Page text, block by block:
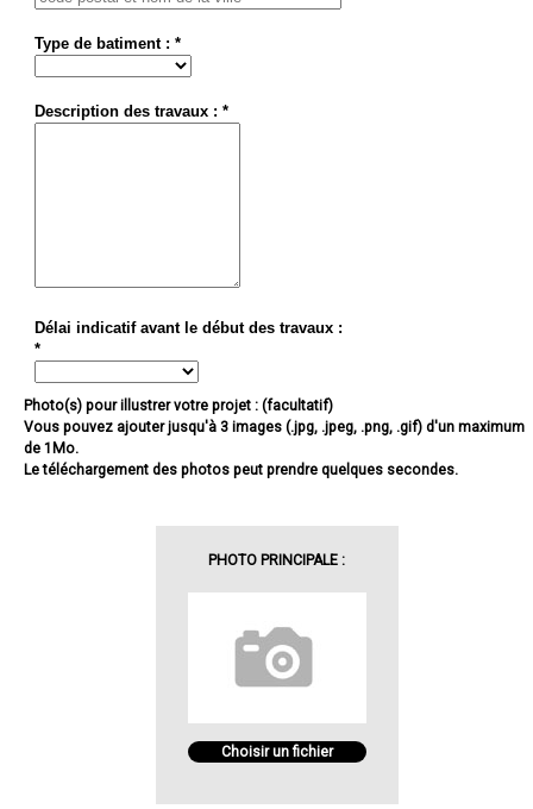
Type de batiment : *
Description des travaux : *
Délai indicatif avant le début des travaux :
*
Photo(s) pour illustrer votre projet : (facultatif)
Vous pouvez ajouter jusqu'à 3 images (.jpg, .jpeg, .png, .gif) d'un maximum
de 1Mo.
Le téléchargement des photos peut prendre quelques secondes.
PHOTO PRINCIPALE :
Choisir un fichier